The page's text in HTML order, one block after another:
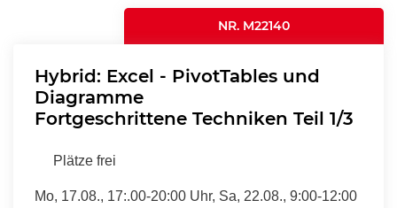
NR. M22140
Hybrid: Excel - PivotTables und
Diagramme
Fortgeschrittene Techniken Teil 1/3
Plätze frei
Mo, 17.08., 17:.00-20:00 Uhr, Sa, 22.08., 9:00-12:00